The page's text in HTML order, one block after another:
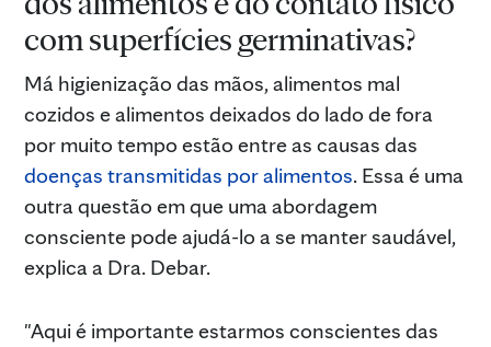
com superfícies germinativas?
Má higienização das mãos, alimentos mal
cozidos e alimentos deixados do lado de fora
por muito tempo estão entre as causas das
doenças transmitidas por alimentos. Essa é uma
outra questão em que uma abordagem
consciente pode ajudá-lo a se manter saudável,
explica a Dra. Debar.
"Aqui é importante estarmos conscientes das